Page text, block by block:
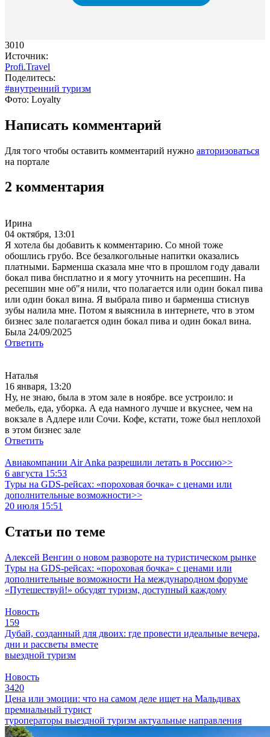
3010
Источник:
Profi.Travel
Поделитесь:
#внутренний туризм
Фото: Loyalty
Написать комментарий
Для того чтобы оставить комментарий нужно авторизоваться
на портале
2 комментария
Ирина
04 октября, 13:01
Я хотела бы добавить к комментарию. Со мной тоже
обошлись грубо. Все безалкогольные напитки оказались
платными. Барменша сказала мне что в прошлом году давали
бокал пива бнсплатно и я могу уточнить на ресепшин. На
ресепшин мне об"я нили, что полагается или один бокал пива
или один бокал вина. Я выбрала пиво и барменша стиснув
зубы налила мне. Потом я выяснила в интернете, что в этом
бизнес зале полагается один бокал пива и один бокал вина.
Была 24/09/2025
Ответить
Наталья
16 января, 13:20
Ну, не знаю, была в этом зале в ноябре. все устроило: и
мебель, еда, уборка. А еда намного лучше и вкуснее, чем на
вокзале в Адлере или Сочи. Кофе, кстати, тоже был неплохой
в этом бизнес зале
Ответить
Авиакомпании Air Anka разрешили летать в Россию>>
6 августа 15:53
Туры на GDS-рейсах: «пороховая бочка» с ценами или
дополнительные возможности>>
20 июля 15:51
Статьи по теме
Алексей Венгин о новом развороте на туристическом рынке
Туры на GDS-рейсах: «пороховая бочка» с ценами или
дополнительные возможности На международном форуме
«Путешествуй!» обсудят туризм, доступный каждому
Новость
159
Дубай, созданный для двоих: где провести идеальные вечера,
дни и рассветы вместе
выездной туризм
Новость
3420
Цена или эмоции: что на самом деле ищет на Мальдивах
премиальный турист
туроператоры выездной туризм актуальные направления